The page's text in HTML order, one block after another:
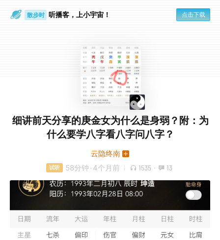
散步时 听播客，上小宇宙！ 点击下载
细讲前天分享的庚金女为什么是身弱？附：为
什么要学八字看八字问八字？
云隐终南
试听 58分钟 · 4个月前 1535 · 13